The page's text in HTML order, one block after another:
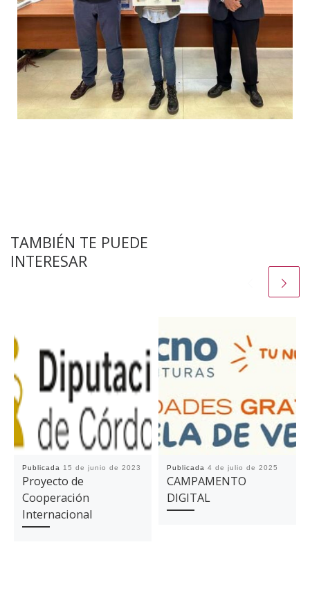
TAMBIÉN TE PUEDE
INTERESAR
Publicada 15 de junio de 2023
Proyecto de
Cooperación
Internacional
Publicada 4 de julio de 2025
CAMPAMENTO
DIGITAL